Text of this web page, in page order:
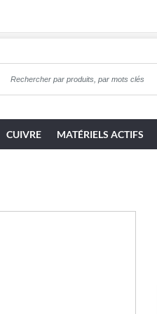
CUIVRE MATÉRIELS ACTIFS